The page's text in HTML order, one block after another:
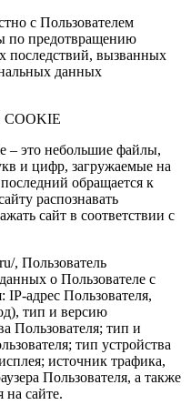
с Пользователем
по предотвращению
последствий, вызванных
данных
– это небольшие файлы,
и цифр, загружаемые на
обращается к
распознавать
сайт в соответствии с
, Пользователь
о Пользователе с
адрес Пользователя,
тип и версию
Пользователя; тип и
тип устройства
источник трафика,
Пользователя, а также
на сайте.